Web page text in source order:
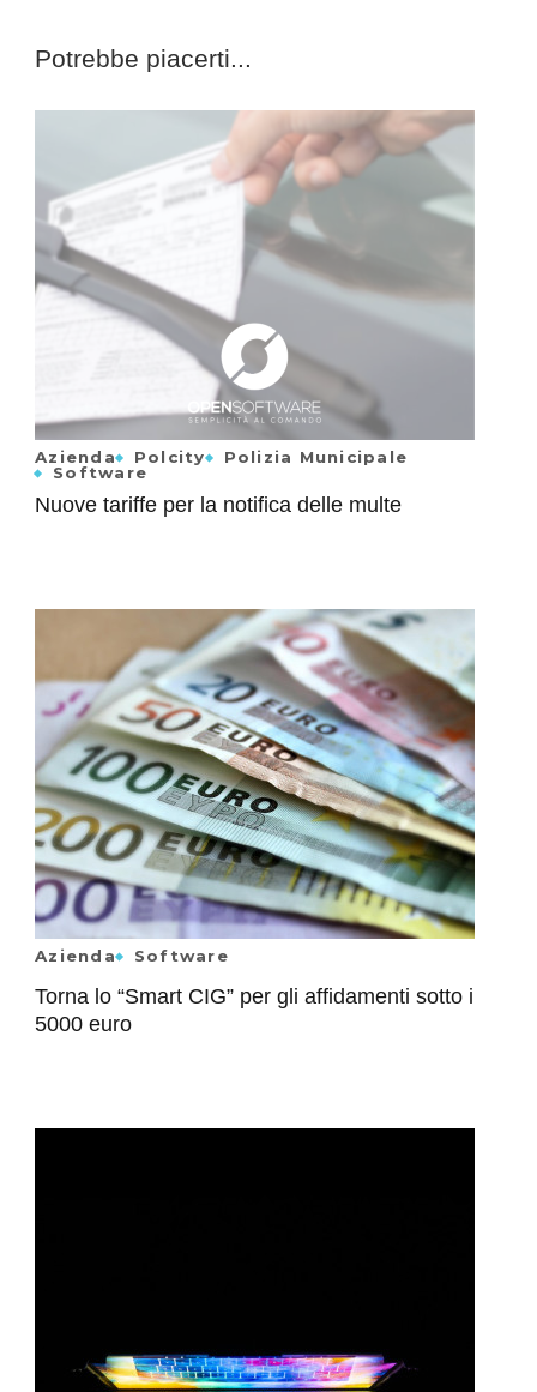
Potrebbe piacerti...
Azienda Polcity
Polizia Municipale
Software
Nuove tariffe per la notifica delle multe
Azienda Software
Torna lo “Smart CIG” per gli affidamenti sotto i
5000 euro